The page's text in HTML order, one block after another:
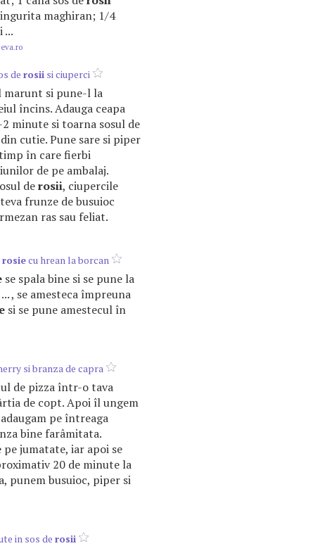
maghiran; 1/4
...
de rosii si ciuperci
marunt si pune-l la
încins. Adauga ceapa
minute si toarna sosul de
cutie. Pune sare si piper
în care fierbi
de pe ambalaj.
derosii, ciupercile
frunze de busuioc
ras sau feliat.
rosiecu hrean la borcan
se spala bine si se pune la
, se amesteca împreuna
si se pune amestecul în
si branza de capra
de pizza într-o tava
de copt. Apoi îl ungem
pe întreaga
bine farâmitata.
jumatate, iar apoi se
20 de minute la
punem busuioc, piper si
in sos de rosii